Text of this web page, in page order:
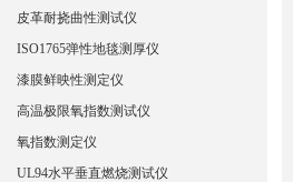
皮革耐挠曲性测试仪
ISO1765弹性地毯测厚仪
漆膜鲜映性测定仪
高温极限氧指数测试仪
氧指数测定仪
UL94水平垂直燃烧测试仪